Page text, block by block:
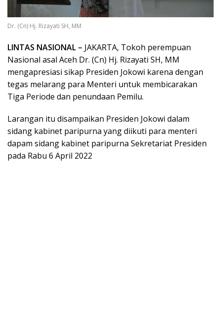
Dr. (Cn) Hj. Rizayati SH, MM
LINTAS NASIONAL – JAKARTA, Tokoh perempuan
Nasional asal Aceh Dr. (Cn) Hj. Rizayati SH, MM
mengapresiasi sikap Presiden Jokowi karena dengan
tegas melarang para Menteri untuk membicarakan
Tiga Periode dan penundaan Pemilu.
Larangan itu disampaikan Presiden Jokowi dalam
sidang kabinet paripurna yang diikuti para menteri
dapam sidang kabinet paripurna Sekretariat Presiden
pada Rabu 6 April 2022